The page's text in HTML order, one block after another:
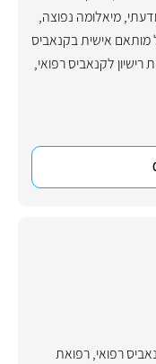
,מיאלומה נפוצה,
מותאם אישית בקנאביס
רישיון לקנאביס רפואי,
רפואי,רפואת